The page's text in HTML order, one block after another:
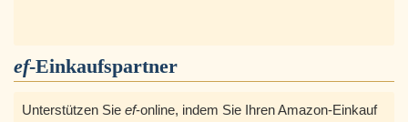
ef-Einkaufspartner
Unterstützen Sie ef-online, indem Sie Ihren Amazon-Einkauf